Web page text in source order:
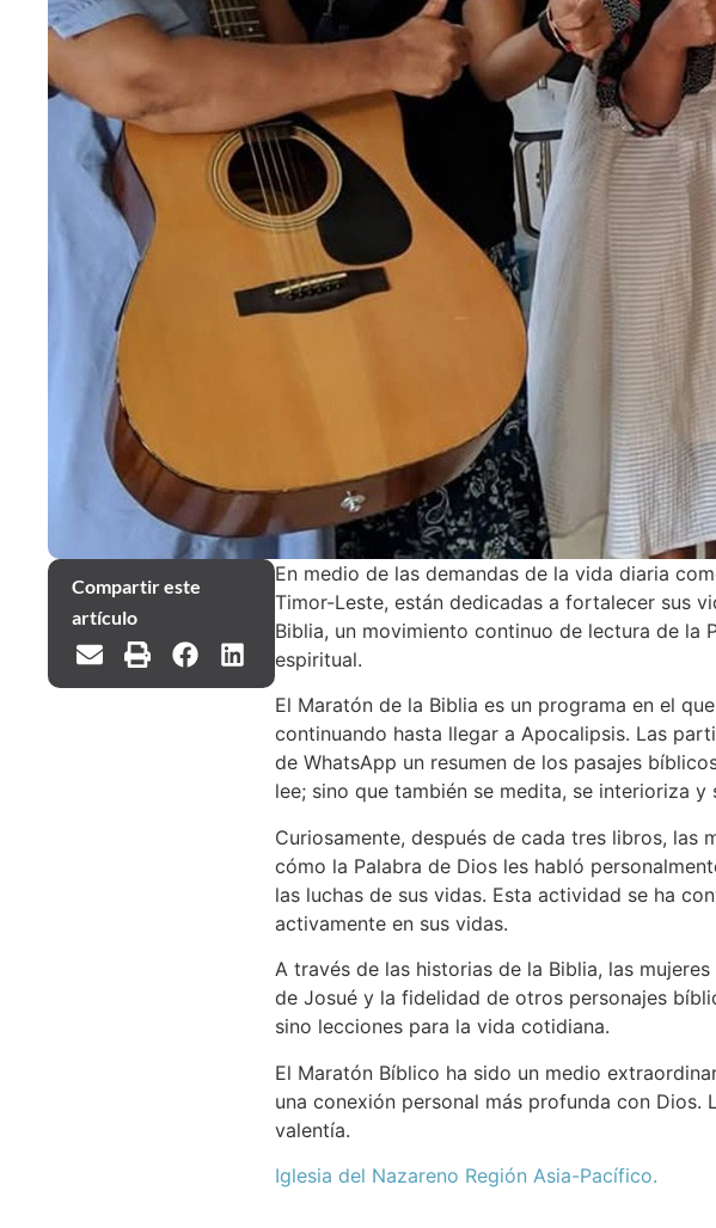
Compartir este
artículo
En medio de las demandas de la vida diaria
Timor-Leste, están dedicadas a fortalecer sus
Biblia, un movimiento continuo de lectura de la
espiritual.
El Maratón de la Biblia es un programa en el
continuando hasta llegar a Apocalipsis. Las
de WhatsApp un resumen de los pasajes
lee; sino que también se medita, se interioriza
Curiosamente, después de cada tres libros,
cómo la Palabra de Dios les habló
las luchas de sus vidas. Esta actividad se ha
activamente en sus vidas.
A través de las historias de la Biblia, las
de Josué y la fidelidad de otros personajes
sino lecciones para la vida cotidiana.
El Maratón Bíblico ha sido un medio
una conexión personal más profunda con
valentía.
Iglesia del Nazareno Región Asia-Pacífico.